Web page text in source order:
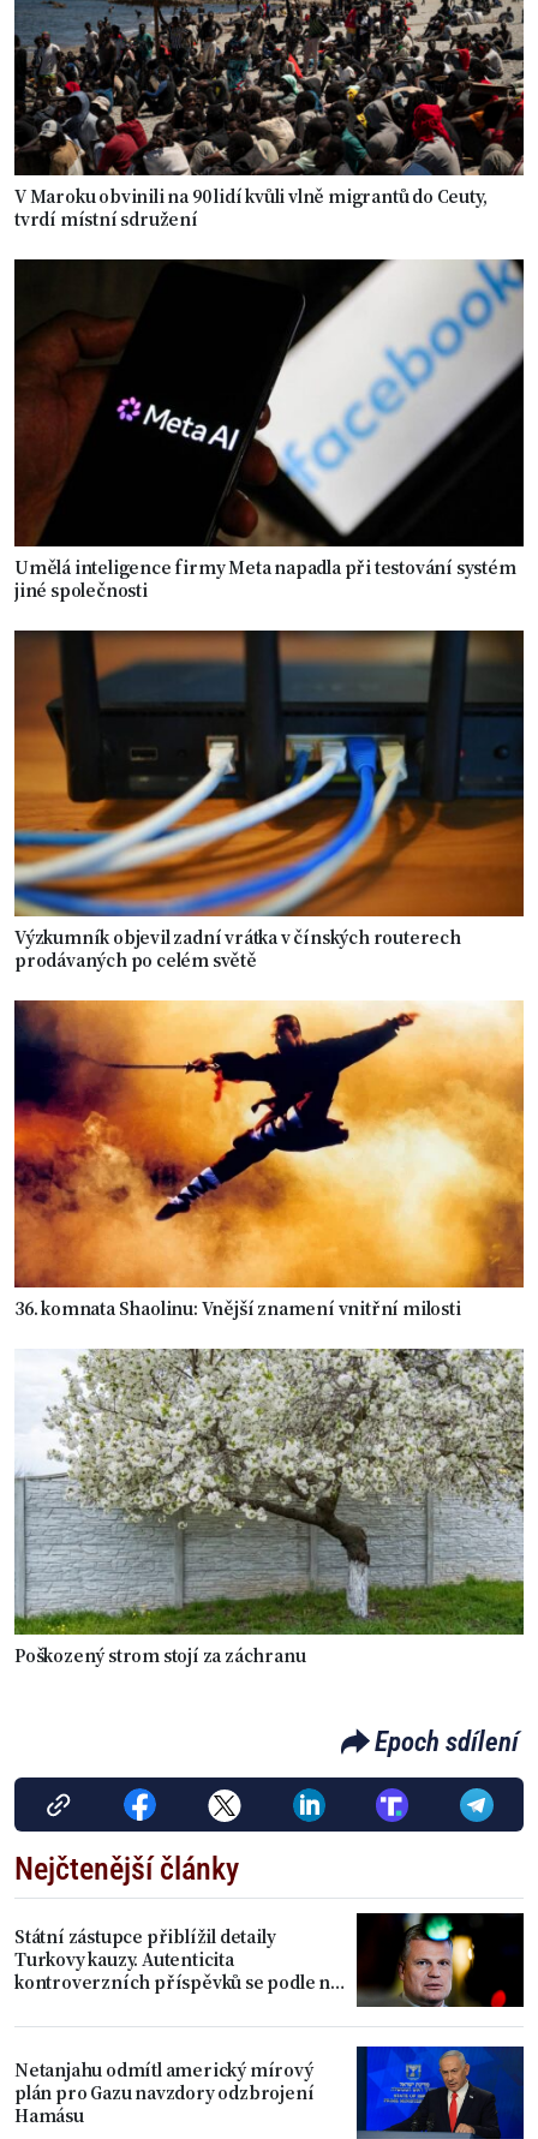
V Maroku obvinili na 90 lidí kvůli vlně migrantů do Ceuty,
tvrdí místní sdružení
Umělá inteligence firmy Meta napadla při testování systém
jiné společnosti
Výzkumník objevil zadní vrátka v čínských routerech
prodávaných po celém světě
36. komnata Shaolinu: Vnější znamení vnitřní milosti
Poškozený strom stojí za záchranu
Epoch sdílení
Nejčtenější články
Státní zástupce přiblížil detaily
Turkovy kauzy. Autenticita
kontroverzních příspěvků se podle něj
Netanjahu odmítl americký mírový
plán pro Gazu navzdory odzbrojení
Hamásu